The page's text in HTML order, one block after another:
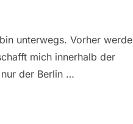
unterwegs. Vorher werde
mich innerhalb der
der Berlin …